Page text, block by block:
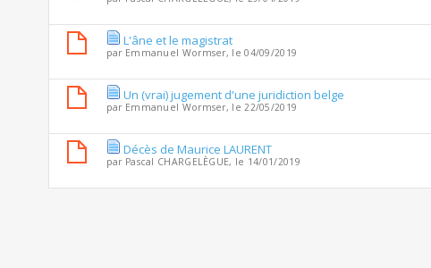
L'âne et le magistrat
par Emmanuel Wormser, le 04/09/2019
Un (vrai) jugement d'une juridiction belge
par Emmanuel Wormser, le 22/05/2019
Décès de Maurice LAURENT
par Pascal CHARGELÈGUE, le 14/01/2019